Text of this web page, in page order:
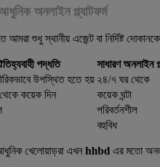
অনলাইন প্ল্যাটফর্ম
শুধু স্থানীয় এজেন্ট বা নির্দিষ্ট
পদ্ধতি
সাধারণ অনলাইন
উপস্থিত হতে হয় ২৪/৭ ঘর থেকে
কয়েক দিন
কয়েক ঘন্টা
পরিবর্তনশীল
বহুবিধ
খেলোয়াড়রা এখন hhbd এর মতো